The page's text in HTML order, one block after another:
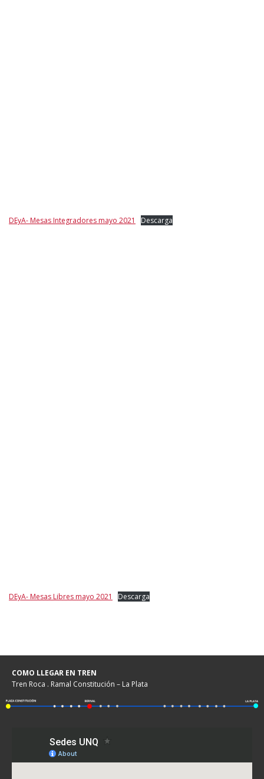
DEyA- Mesas Integradores mayo 2021 Descarga
DEyA- Mesas Libres mayo 2021 Descarga
COMO LLEGAR EN TREN
Tren Roca . Ramal Constitución – La Plata